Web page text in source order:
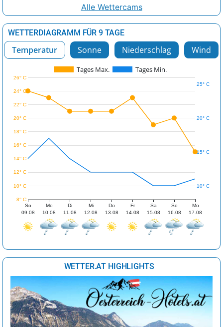
Alle Wettercams
WETTERDIAGRAMM FÜR 9 TAGE
Temperatur Sonne Niederschlag Wind
Tages Max. Tages Min.
So
09.08
Mo
10.08
Di
11.08
Mi
12.08
Do
13.08
Fr
14.08
Sa
15.08
So
16.08
Mo
17.08
8° C
10° C
12° C
14° C
16° C
18° C
20° C
22° C
24° C
26° C
10° C
15° C
20° C
25° C
WETTER.AT HIGHLIGHTS